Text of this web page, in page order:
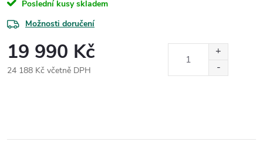
Poslední kusy skladem
Možnosti doručení
19 990 Kč
24 188 Kč včetně DPH